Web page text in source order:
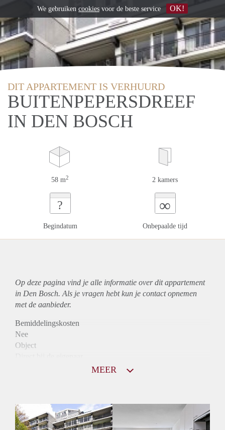
DIT APPARTEMENT IS VERHUURD
BUITENPEPERSDREEF
IN DEN BOSCH
58 m2 2 kamers
?
Begindatum
∞
Onbepaalde tijd
Op deze pagina vind je alle informatie over ditappartement
in Den Bosch. Als je vragen hebt kun je contact opnemen
met de aanbieder.
Bemiddelingskosten
Nee
Object
Huurtoeslag
Niet mogelijk
MEER
We gebruiken cookies voor de beste service OK!